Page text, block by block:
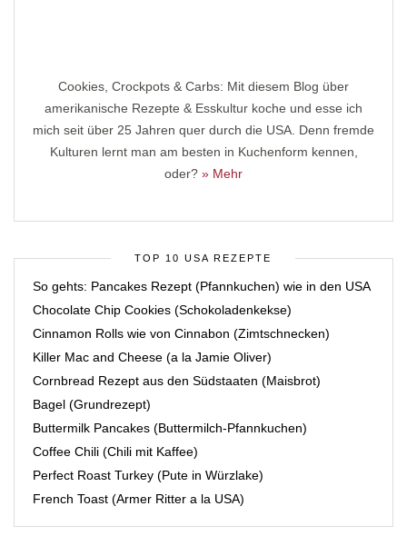
Cookies, Crockpots & Carbs: Mit diesem Blog über
amerikanische Rezepte & Esskultur koche und esse ich
mich seit über 25 Jahren quer durch die USA. Denn fremde
Kulturen lernt man am besten in Kuchenform kennen,
oder? » Mehr
TOP 10 USA REZEPTE
So gehts: Pancakes Rezept (Pfannkuchen) wie in den USA
Chocolate Chip Cookies (Schokoladenkekse)
Cinnamon Rolls wie von Cinnabon (Zimtschnecken)
Killer Mac and Cheese (a la Jamie Oliver)
Cornbread Rezept aus den Südstaaten (Maisbrot)
Bagel (Grundrezept)
Buttermilk Pancakes (Buttermilch-Pfannkuchen)
Coffee Chili (Chili mit Kaffee)
Perfect Roast Turkey (Pute in Würzlake)
French Toast (Armer Ritter a la USA)